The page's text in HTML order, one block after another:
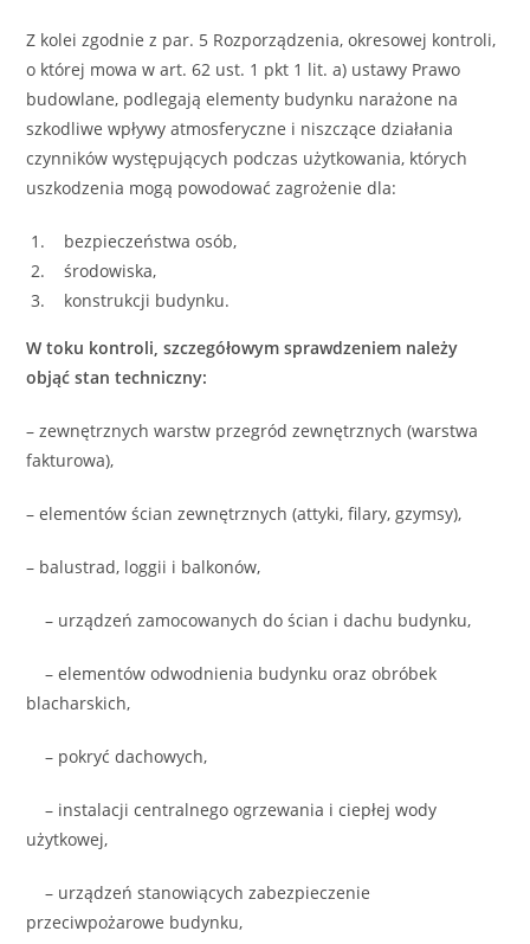
Z kolei zgodnie z par. 5 Rozporządzenia, okresowej kontroli,
o której mowa w art. 62 ust. 1 pkt 1 lit. a) ustawy Prawo
budowlane, podlegają elementy budynku narażone na
szkodliwe wpływy atmosferyczne i niszczące działania
czynników występujących podczas użytkowania, których
uszkodzenia mogą powodować zagrożenie dla:
bezpieczeństwa osób,
środowiska,
konstrukcji budynku.
W toku kontroli, szczegółowym sprawdzeniem należy
objąć stan techniczny:
– zewnętrznych warstw przegród zewnętrznych (warstwa
fakturowa),
– elementów ścian zewnętrznych (attyki, filary, gzymsy),
– balustrad, loggii i balkonów,
– urządzeń zamocowanych do ścian i dachu budynku,
– elementów odwodnienia budynku oraz obróbek
blacharskich,
– pokryć dachowych,
– instalacji centralnego ogrzewania i ciepłej wody
użytkowej,
– urządzeń stanowiących zabezpieczenie
przeciwpożarowe budynku,